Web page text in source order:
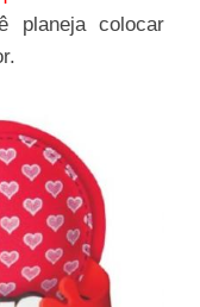
planeja colocar